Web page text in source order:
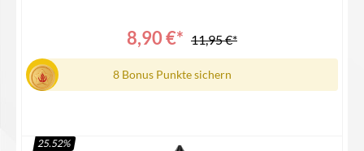
8,90 €* 11,95 €*
8 Bonus Punkte sichern
25.52%